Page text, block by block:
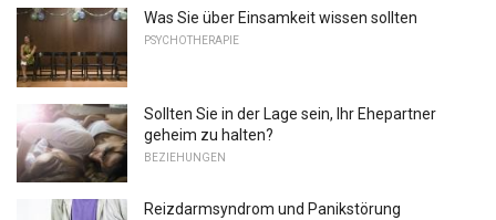
Was Sie über Einsamkeit wissen sollten
PSYCHOTHERAPIE
Sollten Sie in der Lage sein, Ihr Ehepartner
geheim zu halten?
BEZIEHUNGEN
Reizdarmsyndrom und Panikstörung